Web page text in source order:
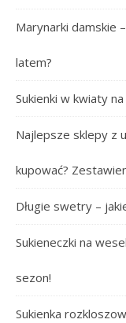
Marynarki damskie
latem?
Sukienki w kwiaty
Najlepsze sklepy z
kupować?
Długie swetry –
Sukieneczki na
sezon!
Sukienka